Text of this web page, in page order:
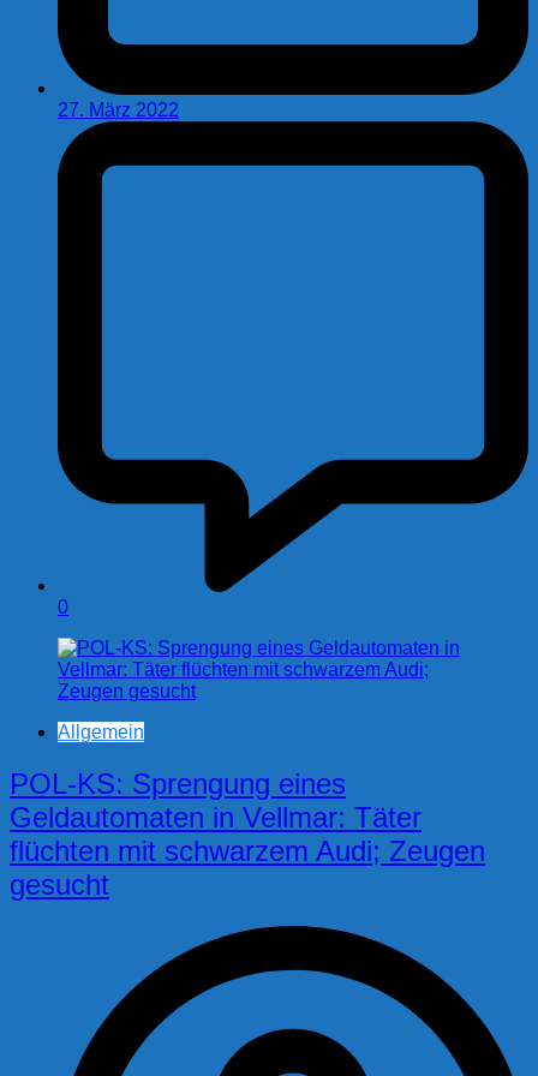
27. März 2022
0
Allgemein
POL-KS: Sprengung eines
Geldautomaten in Vellmar: Täter
flüchten mit schwarzem Audi; Zeugen
gesucht